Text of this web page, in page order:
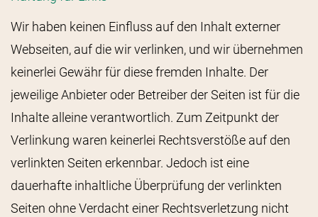
Wir haben keinen Einfluss auf den Inhalt externer
Webseiten, auf die wir verlinken, und wir übernehmen
keinerlei Gewähr für diese fremden Inhalte. Der
jeweilige Anbieter oder Betreiber der Seiten ist für die
Inhalte alleine verantwortlich. Zum Zeitpunkt der
Verlinkung waren keinerlei Rechtsverstöße auf den
verlinkten Seiten erkennbar. Jedoch ist eine
dauerhafte inhaltliche Überprüfung der verlinkten
Seiten ohne Verdacht einer Rechtsverletzung nicht